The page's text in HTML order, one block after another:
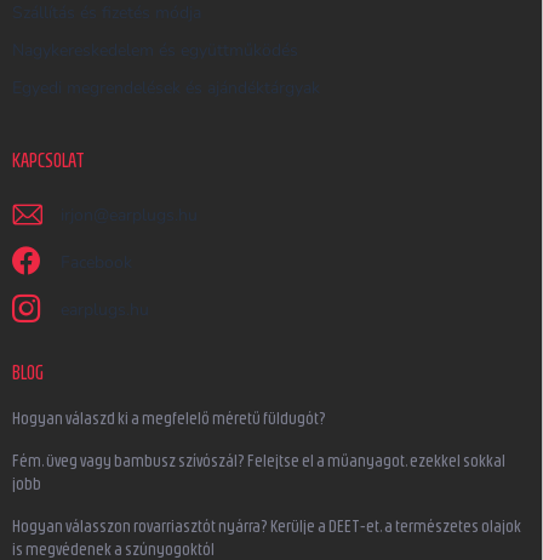
Szállítás és fizetés módja
Nagykereskedelem és együttműködés
Egyedi megrendelések és ajándéktárgyak
KAPCSOLAT
irjon @ earplugs.hu
Facebook
earplugs.hu
BLOG
Hogyan válaszd ki a megfelelő méretű füldugót?
Fém, üveg vagy bambusz szívószál? Felejtse el a műanyagot, ezekkel sokkal
jobb
Hogyan válasszon rovarriasztót nyárra? Kerülje a DEET-et, a természetes olajok
is megvédenek a szúnyogoktól